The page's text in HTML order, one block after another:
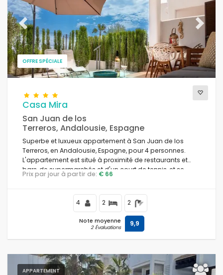
OFFRE SPÉCIALE
Previous Next
Casa Mira
San Juan de los
Terreros, Andalousie, Espagne
Superbe et luxueux appartement à San Juan de los
Terreros, en Andalousie, Espagne, pour 4 personnes.
L'appartement est situé à proximité de restaurants et
bars, de supermarchés et d'un court de tennis, et se
trouve à 500 m de la plage.
Prix par jour à partir de: € 66
4 2 2
Note moyenne
2 Évaluations 9,9
APPARTEMENT